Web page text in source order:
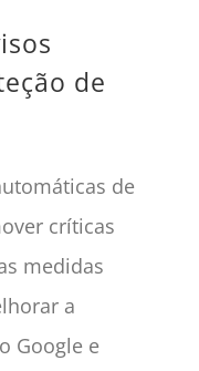
de
de
críticas
medidas
a
Google e